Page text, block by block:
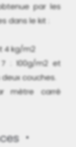
par les
dans le kit :
4 kg/m2
: 100g/m2 et
couches.
mètre carré